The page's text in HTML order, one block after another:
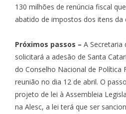
130 milhões de renúncia fiscal
abatido de impostos dos itens da
Próximos passos – A Secretaria
solicitará a adesão de Santa
do Conselho Nacional de Política
reunião no dia 12 de abril. O
projeto de lei à Assembleia
na Alesc, a lei terá que ser